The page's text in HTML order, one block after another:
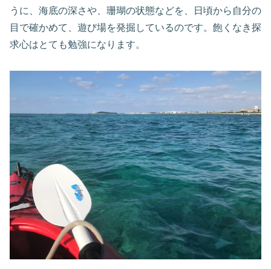
うに、海底の深さや、珊瑚の状態などを、日頃から自分の
目で確かめて、遊び場を発掘しているのです。飽くなき探
求心はとても勉強になります。